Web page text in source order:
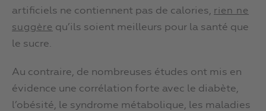
artificiels ne contiennent pas de calories, rien ne
suggère qu’ils soient meilleurs pour la santé que
le sucre.
Au contraire, de nombreuses études ont mis en
évidence une corrélation forte avec le diabète,
l’obésité, le syndrome métabolique, les maladies